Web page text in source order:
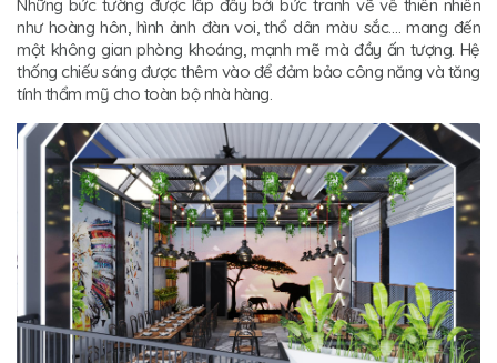
Những bức tường được lấp đầy bởi bức tranh vẽ về thiên nhiên
như hoàng hôn, hình ảnh đàn voi, thổ dân màu sắc…. mang đến
một không gian phòng khoáng, mạnh mẽ mà đầy ấn tượng. Hệ
thống chiếu sáng được thêm vào để đảm bảo công năng và tăng
tính thẩm mỹ cho toàn bộ nhà hàng.